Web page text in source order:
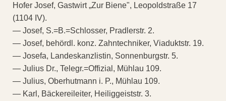
Hofer Josef, Gastwirt „Zur Biene", Leopoldstraße 17
(1104 IV).
— Josef, S.=B.=Schlosser, Pradlerstr. 2.
— Josef, behördl. konz. Zahntechniker, Viaduktstr. 19.
— Josefa, Landeskanzlistin, Sonnenburgstr. 5.
— Julius Dr., Telegr.=Offizial, Mühlau 109.
— Julius, Oberhutmann i. P., Mühlau 109.
— Karl, Bäckereileiter, Heiliggeiststr. 3.